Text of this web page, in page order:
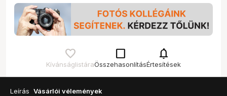
Kívánságlistára
check_box_outline_blank
Összehasonlítás
notifications
Értesítések
Leírás Vásárlói vélemények